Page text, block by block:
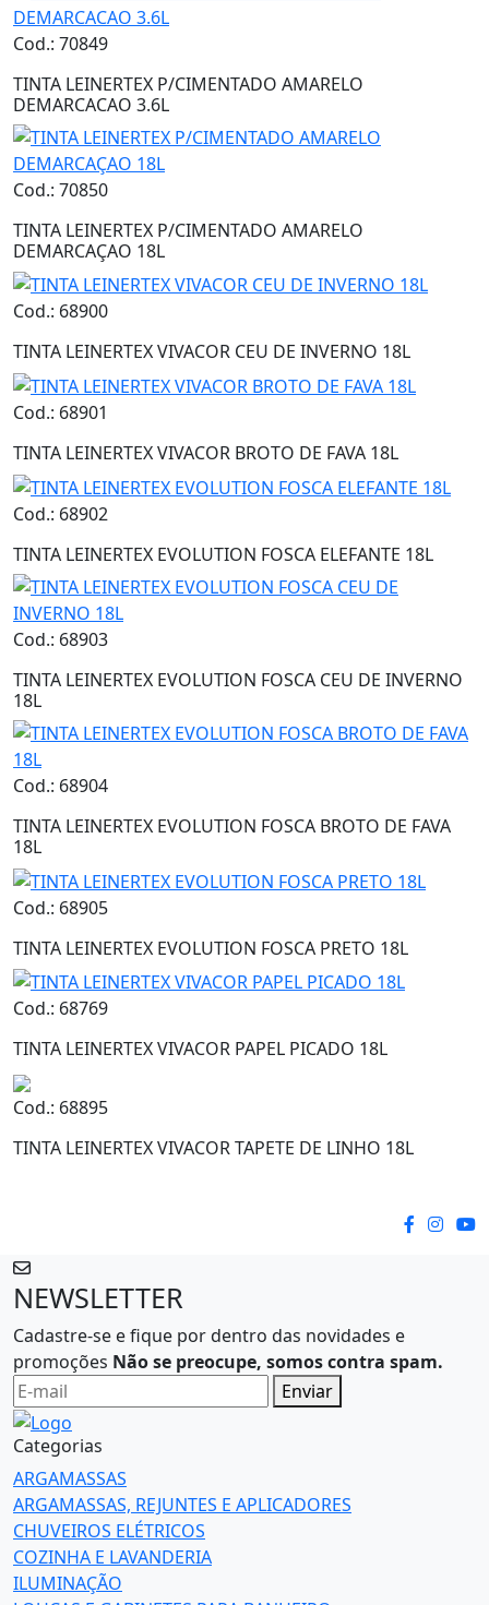
Cod.: 70849
TINTA LEINERTEX P/CIMENTADO AMARELO
DEMARCACAO 3.6L
Cod.: 70850
TINTA LEINERTEX P/CIMENTADO AMARELO
DEMARCAÇAO 18L
Cod.: 68900
TINTA LEINERTEX VIVACOR CEU DE INVERNO 18L
Cod.: 68901
TINTA LEINERTEX VIVACOR BROTO DE FAVA 18L
Cod.: 68902
TINTA LEINERTEX EVOLUTION FOSCA ELEFANTE 18L
Cod.: 68903
TINTA LEINERTEX EVOLUTION FOSCA CEU DE INVERNO
18L
Cod.: 68904
TINTA LEINERTEX EVOLUTION FOSCA BROTO DE FAVA
18L
Cod.: 68905
TINTA LEINERTEX EVOLUTION FOSCA PRETO 18L
Cod.: 68769
TINTA LEINERTEX VIVACOR PAPEL PICADO 18L
Cod.: 68895
TINTA LEINERTEX VIVACOR TAPETE DE LINHO 18L
NEWSLETTER
Cadastre-se e fique por dentro das novidades e
promoções Não se preocupe, somos contra spam.
Enviar
Categorias
ARGAMASSAS
ARGAMASSAS, REJUNTES E APLICADORES
CHUVEIROS ELÉTRICOS
COZINHA E LAVANDERIA
ILUMINAÇÃO